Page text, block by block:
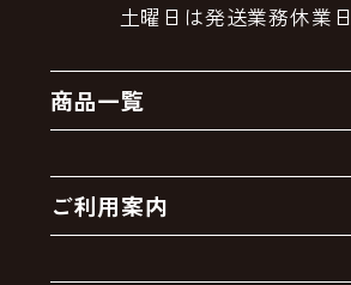
土曜日は発送業務休業日
商品一覧
クーポン
卸販売・大量注文
ご利用案内